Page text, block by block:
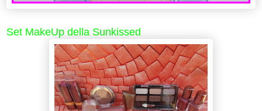
Set MakeUp della Sunkissed